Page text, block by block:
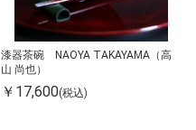
漆器茶碗 NAOYA TAKAYAMA（高
山 尚也）
￥17,600(税込)